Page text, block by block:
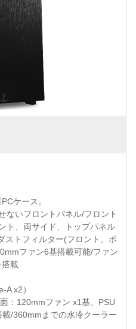
ケース。
ないフロントパネル/フロント
ト、両サイド、トップパネル
ストフィルター(フロント、ボ
ファン6基搭載可能/ファン
載
A x2）
：120mmファン x1基、PSU
/360mmまでの水冷クーラー